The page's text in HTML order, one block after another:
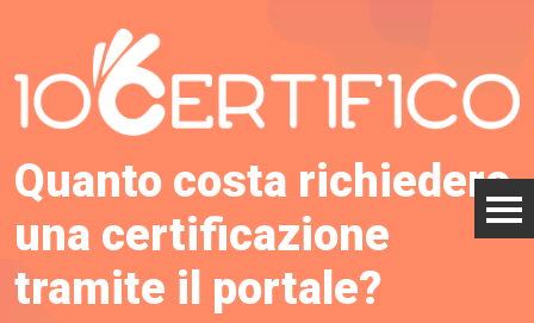
Quanto costa richiedere
una certificazione
tramite il portale?